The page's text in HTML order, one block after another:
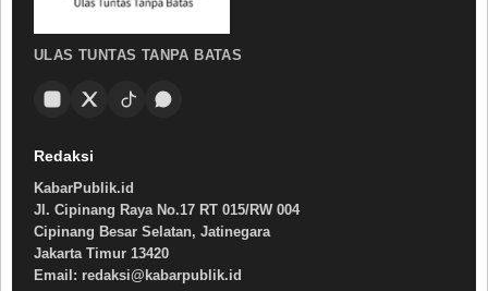
ULAS TUNTAS TANPA BATAS
Redaksi
KabarPublik.id
Jl. Cipinang Raya No.17 RT 015/RW 004
Cipinang Besar Selatan, Jatinegara
Jakarta Timur 13420
Email: redaksi@kabarpublik.id